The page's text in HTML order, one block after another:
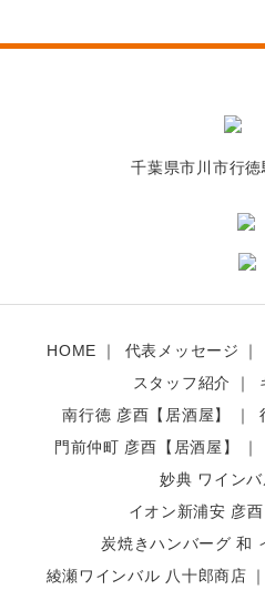
千葉県市川市行
HOME 代表メッセージ
スタッフ紹介
南行徳 彦酉【居酒屋】
門前仲町 彦酉【居酒屋】
妙典 ワイン
イオン新浦安 彦酉
炭焼きハンバーグ 和
綾瀬ワインバル 八十郎商店